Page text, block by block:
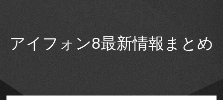
ストア
アイフォン8最新情報まとめ